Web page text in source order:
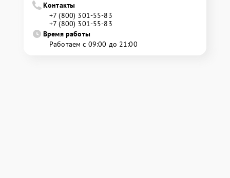
Контакты
+7 (800) 301-55-83
+7 (800) 301-55-83
Время работы
Работаем с 09:00 до 21:00